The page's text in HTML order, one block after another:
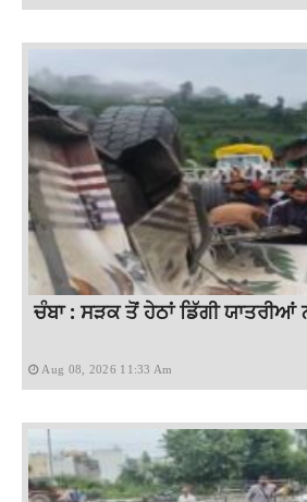
ਚੰਬਾ : ਸੜਕ ਤੋਂ ਹੇਠਾਂ ਡਿੱਗੀ ਯਾਤਰੀਆਂ
Aug 08, 2026 11:33 Am